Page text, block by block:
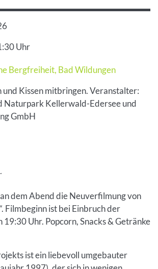
Uhr
Bergfreiheit, Bad Wildungen
Kissen mitbringen. Veranstalter:
Naturpark Kellerwald-Edersee und
GmbH
dem Abend die Neuverfilmung von
Filmbeginn ist bei Einbruch der
19:30 Uhr. Popcorn, Snacks & Getränke
ist ein liebevoll umgebauter